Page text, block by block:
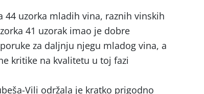
uzorka mladih vina, raznih vinskih
41 uzorak imao je dobre
za daljnju njegu mladog vina, a
kritike na kvalitetu u toj fazi
Vili održala je kratko prigodno